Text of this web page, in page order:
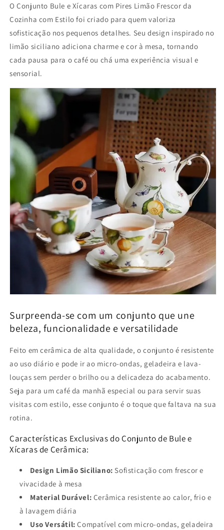
O Conjunto Bule e Xícaras com Pires Limão Frescor da
Cozinha com Estilo foi criado para quem valoriza
sofisticação nos pequenos detalhes. Seu design inspirado no
limão siciliano adiciona charme e cor à mesa, tornando
cada pausa para o café ou chá uma experiência visual e
sensorial.
Surpreenda-se com um conjunto que une
beleza, funcionalidade e versatilidade
Feito em cerâmica de alta qualidade, o conjunto é resistente
ao uso diário e pode ir ao micro-ondas, geladeira e lava-
louças sem perder o brilho ou a delicadeza do acabamento.
Seja para um café da manhã especial ou para servir suas
visitas com estilo, esse conjunto é o toque que faltava na sua
rotina.
Características Exclusivas do Conjunto de Bule e
Xícaras de Cerâmica:
Design Limão Siciliano: Sofisticação com frescor e
vivacidade à mesa
Material Durável: Cerâmica resistente ao calor, frio e
à lavagem diária
Uso Versátil: Compatível com micro-ondas, geladeira